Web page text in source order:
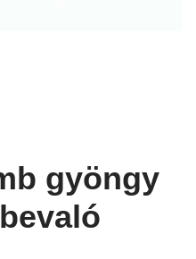
gyöngy